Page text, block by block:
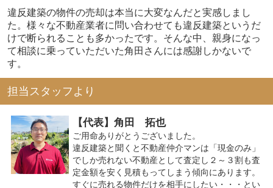
違反建築の物件の売却は本当に大変なんだと実感しまし
た。様々な不動産業者に問い合わせても違反建築というだ
けで断られることも多かったです。そんな中、親身になっ
て相談に乗っていただいた角田さんには感謝しかないで
す。
担当スタッフより
【代表】角田 拓也
ご用命ありがとうございました。
違反建築と聞くと不動産仲介マンは「現金のみ」
でしか売れない不動産として査定し２～３割も査
定金額を安く見積もってしまう傾向にあります。
すぐに売れる物件だけを相手にしたい・・・とい